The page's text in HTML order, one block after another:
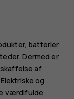
batterier
Dermed er
af
og
værdifulde